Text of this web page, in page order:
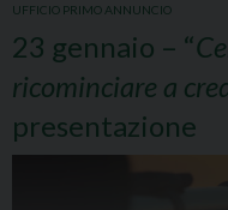
UFFICIO PRIMO ANNUNCIO
23 gennaio – “
ricominciare a
presentazione